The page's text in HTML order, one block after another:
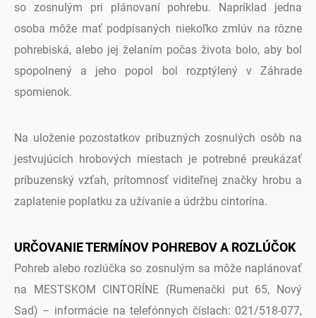
so zosnulým pri plánovaní pohrebu. Napríklad jedna
osoba môže mať podpísaných niekoľko zmlúv na rôzne
pohrebiská, alebo jej želaním počas života bolo, aby bol
spopolnený a jeho popol bol rozptýlený v Záhrade
spomienok.
Na uloženie pozostatkov príbuzných zosnulých osôb na
jestvujúcich hrobových miestach je potrebné preukázať
príbuzenský vzťah, prítomnosť viditeľnej značky hrobu a
zaplatenie poplatku za užívanie a údržbu cintorína.
URČOVANIE TERMÍNOV POHREBOV A ROZLÚČOK
Pohreb alebo rozlúčka so zosnulým sa môže naplánovať
na MESTSKOM CINTORÍNE (Rumenački put 65, Nový
Sad) – informácie na telefónnych číslach: 021/518-077,